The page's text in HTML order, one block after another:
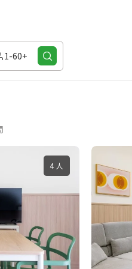
1-60+
4 人